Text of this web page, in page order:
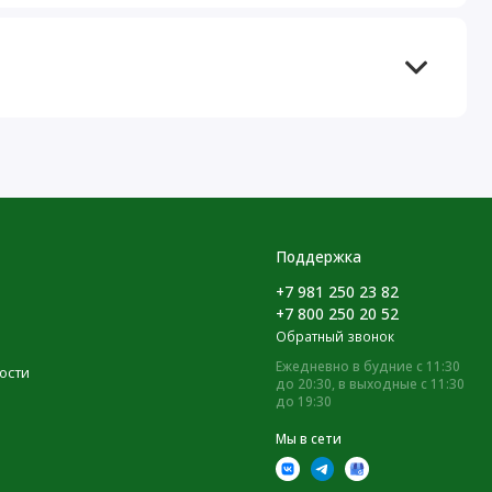
Поддержка
+7 981 250 23 82
+7 800 250 20 52
Обратный звонок
Ежедневно в будние с 11:30
до 20:30, в выходные с 11:30
до 19:30
Мы в сети